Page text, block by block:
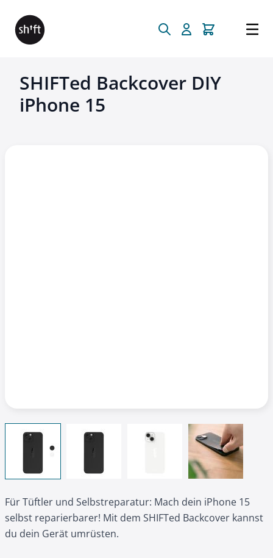
SHIFTed Backcover DIY
iPhone 15
View larger imageView larger imageView larger imageView larger
Für Tüftler und Selbstreparatur: Mach dein iPhone 15
selbst reparierbarer! Mit dem SHIFTed Backcover kannst
du dein Gerät umrüsten.